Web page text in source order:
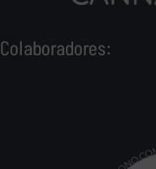
Colaboradores: